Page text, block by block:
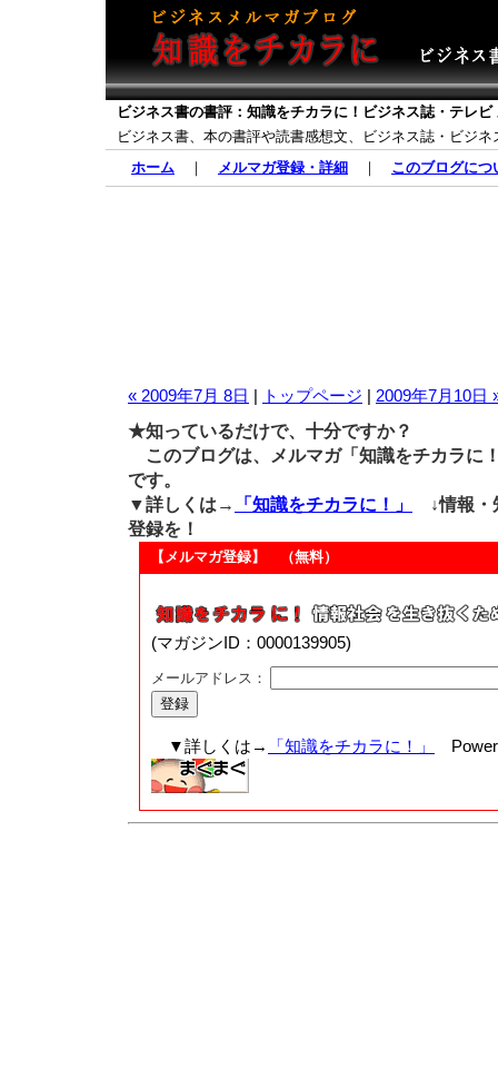
ビジネス書の書評：知識をチカラに！ビジネス誌・テレビ
ビジネス書、本の書評や読書感想文、ビジネス誌・ビジ
ホーム ｜ メルマガ登録・詳細 ｜ このブログにつ
« 2009年7月 8日 | トップページ | 2009年7月10日
★知っているだけで、十分ですか？
このブログは、メルマガ「知識をチカラに
です。
▼詳しくは→
「知識をチカラに！」
↓情報・
登録を！
【メルマガ登録】 （無料）
(マガジンID：0000139905)
メールアドレス：
▼詳しくは→ 「知識をチカラに！」